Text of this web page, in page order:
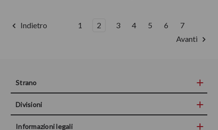
Indietro 1 2 3 4 5 6
7
Avanti
Strano
Divisioni
Informazioni legali